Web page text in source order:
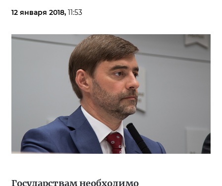
12 января 2018, 11:53
Государствам необходимо